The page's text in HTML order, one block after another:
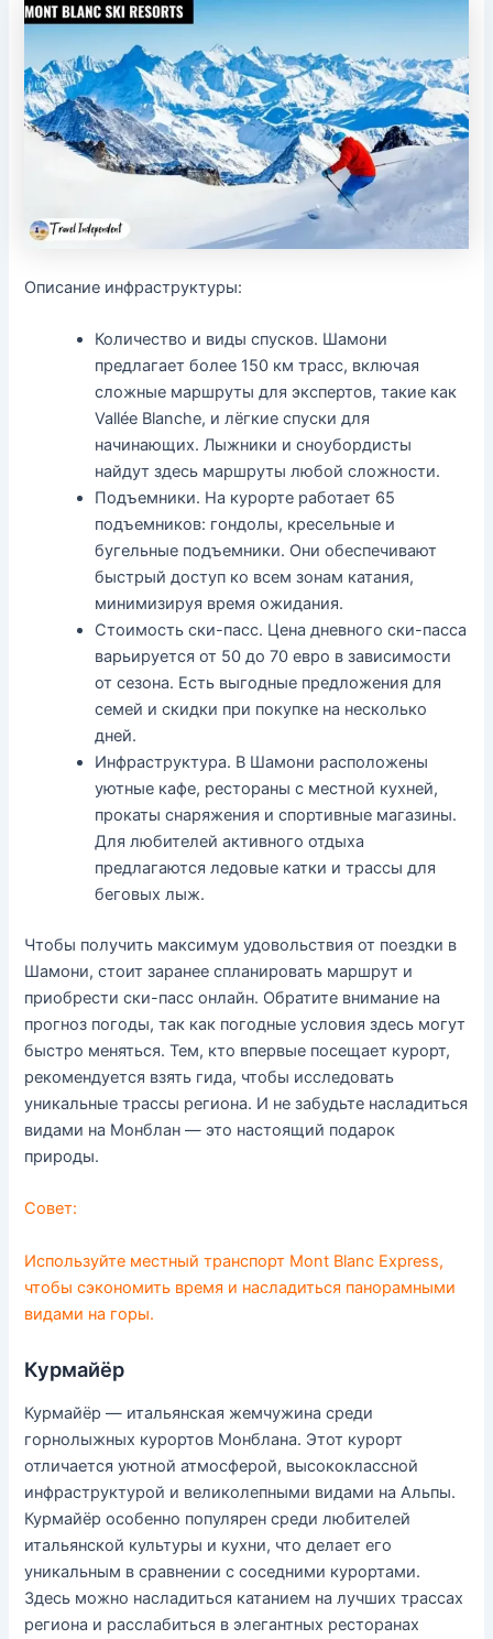
Описание инфраструктуры:
Количество и виды спусков. Шамони
предлагает более 150 км трасс, включая
сложные маршруты для экспертов, такие как
Vallée Blanche, и лёгкие спуски для
начинающих. Лыжники и сноубордисты
найдут здесь маршруты любой сложности.
Подъемники. На курорте работает 65
подъемников: гондолы, кресельные и
бугельные подъемники. Они обеспечивают
быстрый доступ ко всем зонам катания,
минимизируя время ожидания.
Стоимость ски-пасс. Цена дневного ски-пасса
варьируется от 50 до 70 евро в зависимости
от сезона. Есть выгодные предложения для
семей и скидки при покупке на несколько
дней.
Инфраструктура. В Шамони расположены
уютные кафе, рестораны с местной кухней,
прокаты снаряжения и спортивные магазины.
Для любителей активного отдыха
предлагаются ледовые катки и трассы для
беговых лыж.
Чтобы получить максимум удовольствия от поездки в
Шамони, стоит заранее спланировать маршрут и
приобрести ски-пасс онлайн. Обратите внимание на
прогноз погоды, так как погодные условия здесь могут
быстро меняться. Тем, кто впервые посещает курорт,
рекомендуется взять гида, чтобы исследовать
уникальные трассы региона. И не забудьте насладиться
видами на Монблан — это настоящий подарок
природы.
Совет:
Используйте местный транспорт Mont Blanc Express,
чтобы сэкономить время и насладиться панорамными
видами на горы.
Курмайёр
Курмайёр — итальянская жемчужина среди
горнолыжных курортов Монблана. Этот курорт
отличается уютной атмосферой, высококлассной
инфраструктурой и великолепными видами на Альпы.
Курмайёр особенно популярен среди любителей
итальянской культуры и кухни, что делает его
уникальным в сравнении с соседними курортами.
Здесь можно насладиться катанием на лучших трассах
региона и расслабиться в элегантных ресторанах